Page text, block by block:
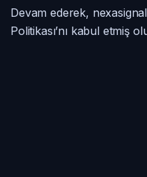
Devam ederek,
Politikası’nı kabul etmiş